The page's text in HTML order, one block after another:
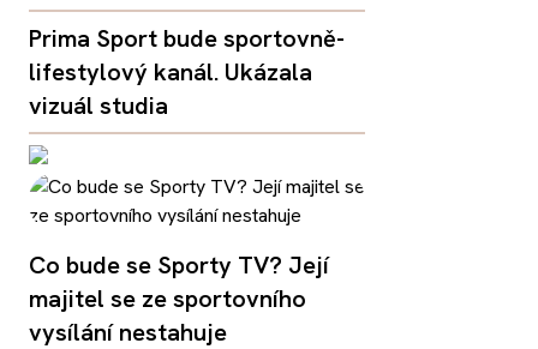
Prima Sport bude sportovně-
lifestylový kanál. Ukázala
vizuál studia
Co bude se Sporty TV? Její
majitel se ze sportovního
vysílání nestahuje